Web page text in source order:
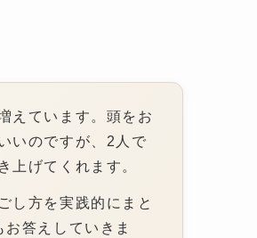
えています。頭をお
いのですが、2人で
上げてくれます。
し方を実践的にまと
答えしていきま